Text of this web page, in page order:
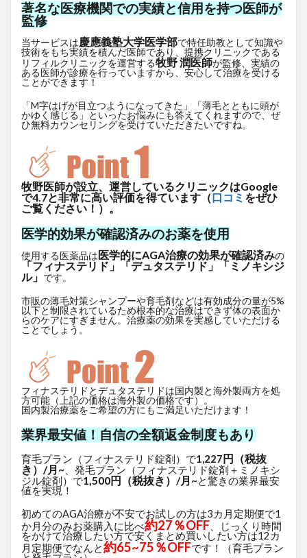
著名な医療機関での実績と信用を持つ医師が
監修
当サービスは慶應義塾大学医学部で特任助教として知識や
技術をもち実績を積んだ医師であり、提携クリニックである
リフィルクリニックを運営する牧野 潤医師が監修、実績の
ある医師が診療を行っていますから、安心して治療を受ける
ことができます！
「M字はげが目立つようになってきた」「薄毛とともに頭が
かゆく感じる」といったお悩みにも答えてくれますので、ぜ
ひ無料カウンセリングを受けていただきたいですね。
牧野医師が設立、運営しているクリニックはGoogle
で4.7と非常に高い評価を得ています（口コミ をぜひ
ご覧ください！）。
医学的効果が確認済みのお薬を使用
使用する医薬品は医学的にAGA治療の効果が確認済みの
「フィナステリド」「デュタステリド」「ミノキシジ
ル」 です。
市販の薄毛対策シャンプーや育毛剤などは有効成分の量が5%
以下と制限されているため根本的な治療はできず体の表面か
らのケアにすぎません。治療薬の効果を実感していただける
ことでしょう。
フィナステリドとデュタステリドは国内製と海外製両方を処
方可能（上記の価格は海外製の価格です）。
国内製治療薬をご希望の方にもご満足いただけます！
業界最安値！自信の全額返金制度もあり
育毛プラン（フィナステリド錠剤）で1,227円（税抜
き）/月~ 、発毛プラン（フィナステリド錠剤＋ミノキシ
ジル錠剤）で1,500円（税抜き）/月~と驚きの業界最安
値を実現！
初めてのAGA治療が不安でお試しの方は3カ月定期便で1
か月分のみお薬購入に比べ約27％OFF 、じっくり時間
をかけて治療したい方で安くまとめ買いしたい方は12カ
月定期便でなんと約65~75％OFFです！（育毛プラン